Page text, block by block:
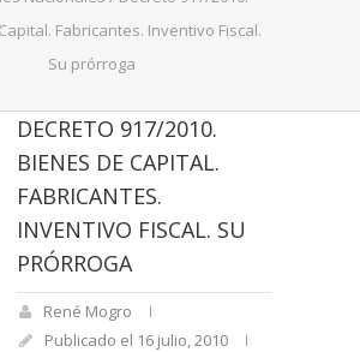
Fabricantes. Inventivo Fiscal.
Su prórroga
DECRETO 917/2010.
BIENES DE CAPITAL.
FABRICANTES.
INVENTIVO FISCAL. SU
PRÓRROGA
René Mogro
Publicado el 16 julio, 2010